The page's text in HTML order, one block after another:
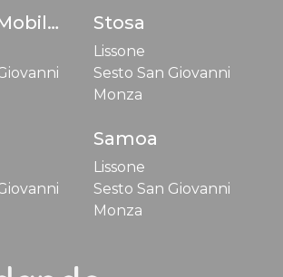
Abitare Mobilstella Stosa
Lissone
Sesto San Giovanni
Monza
Samoa
Lissone
Sesto San Giovanni
Monza